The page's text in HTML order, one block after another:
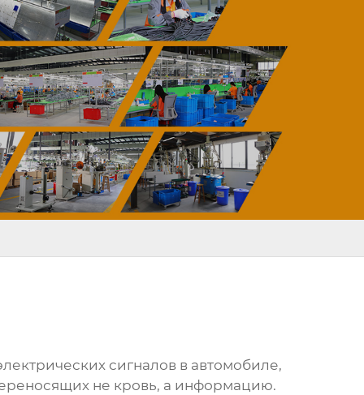
сигналов в автомобиле,
не кровь, а информацию.